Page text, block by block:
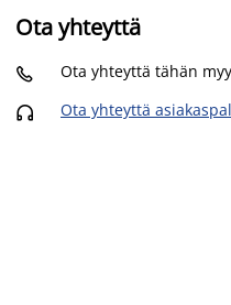
Ota yhteyttä
 Ota yhteyttä tähän
 Ota yhteyttä